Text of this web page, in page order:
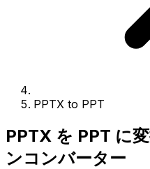
PPTX to PPT
PPTX を PPT に
ンコンバーター